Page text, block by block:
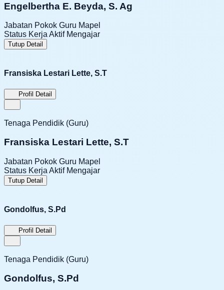
Engelbertha E. Beyda, S. Ag
Jabatan Pokok Guru Mapel
Status Kerja Aktif Mengajar
Tutup Detail
Fransiska Lestari Lette, S.T
Profil Detail
Tenaga Pendidik (Guru)
Fransiska Lestari Lette, S.T
Jabatan Pokok Guru Mapel
Status Kerja Aktif Mengajar
Tutup Detail
Gondolfus, S.Pd
Profil Detail
Tenaga Pendidik (Guru)
Gondolfus, S.Pd